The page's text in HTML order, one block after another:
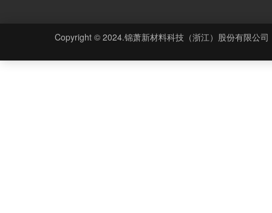
Copyright © 2024.锦萧新材料科技（浙江）股份有限公